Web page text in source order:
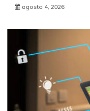
agosto 4, 2026